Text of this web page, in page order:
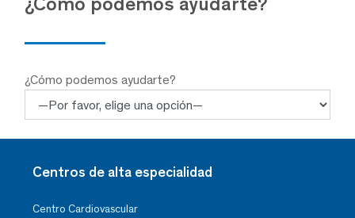
¿Cómo podemos ayudarte?
Centros de alta especialidad
Centro Cardiovascular